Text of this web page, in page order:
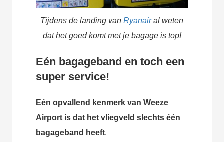
Tijdens de landing van Ryanairal weten
dat het goed komt met je bagage is top!
Eén bagageband en toch een
super service!
Eén opvallend kenmerk van Weeze
Airport is dat het vliegveld slechts één
bagageband heeft.